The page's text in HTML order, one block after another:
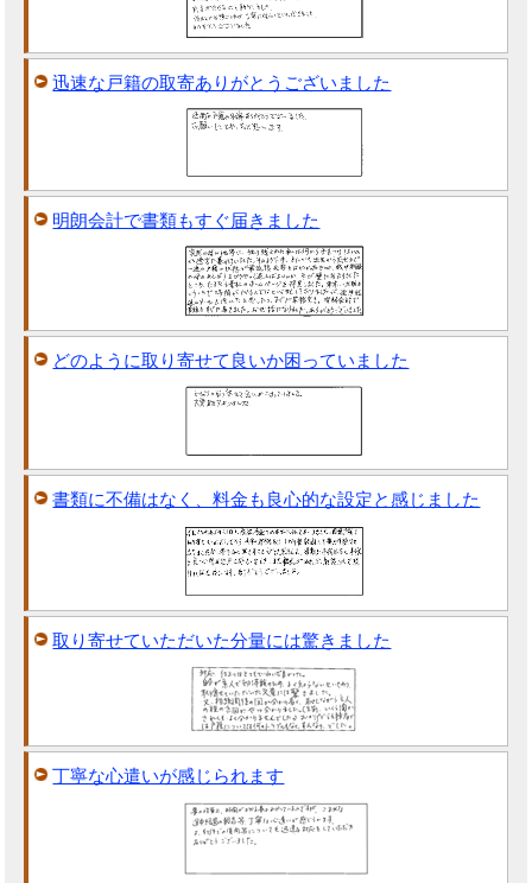
迅速な戸籍の取寄ありがとうございました
明朗会計で書類もすぐ届きました
どのように取り寄せて良いか困っていました
書類に不備はなく、料金も良心的な設定と感じました
取り寄せていただいた分量には驚きました
丁寧な心遣いが感じられます